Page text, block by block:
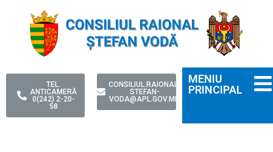
TEL.
ANTICAMERĂ
0(242) 2-20-
58
CONSILIUL.RAIONAL-
STEFAN-
VODA@APL.GOV.MD
MENIU
PRINCIPAL